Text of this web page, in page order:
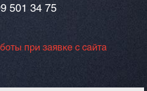
501 34 75
при заявке с сайта